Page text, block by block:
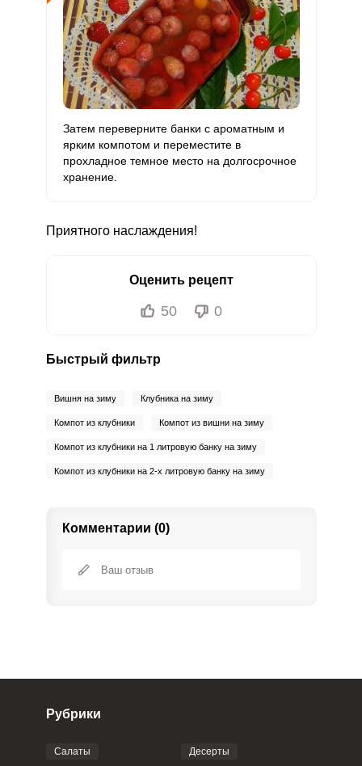
Затем переверните банки с ароматным и
ярким компотом и переместите в
прохладное темное место на долгосрочное
хранение.
Приятного наслаждения!
Оценить рецепт
50 0
Быстрый фильтр
Вишня на зиму Клубника на зиму
Компот из клубники Компот из вишни на зиму
Компот из клубники на 1 литровую банку на зиму
Компот из клубники на 2-х литровую банку на зиму
Комментарии (0)
Рубрики
Салаты Десерты